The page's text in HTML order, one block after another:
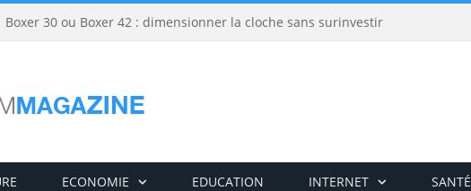
Boxer 30 ou Boxer 42 : dimensionner la cloche sans surinvestir
ECONOMIE EDUCATION INTERNET SANTÉ